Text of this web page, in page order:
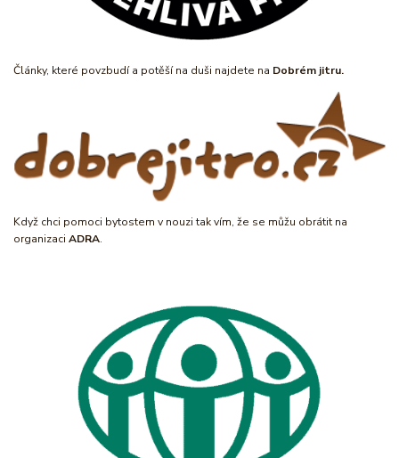
Články, které povzbudí a potěší na duši najdete na Dobrém jitru.
Když chci pomoci bytostem v nouzi tak vím, že se můžu obrátit na
organizaci ADRA.